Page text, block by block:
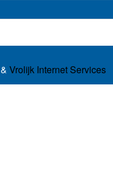
Vrolijk Internet Services